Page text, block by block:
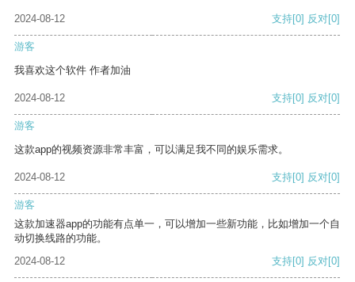
2024-08-12 支持[0] 反对[0]
游客
我喜欢这个软件 作者加油
2024-08-12 支持[0] 反对[0]
游客
这款app的视频资源非常丰富，可以满足我不同的娱乐需求。
2024-08-12 支持[0] 反对[0]
游客
这款加速器app的功能有点单一，可以增加一些新功能，比如增加一个自
动切换线路的功能。
2024-08-12
支持[0] 反对[0]